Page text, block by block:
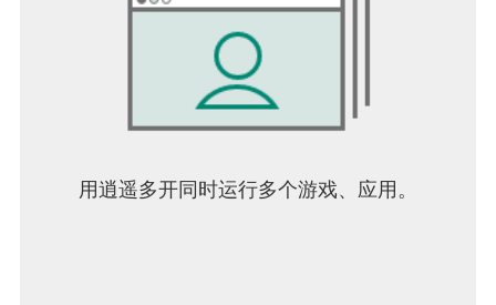
用逍遥多开同时运行多个游戏、应用。